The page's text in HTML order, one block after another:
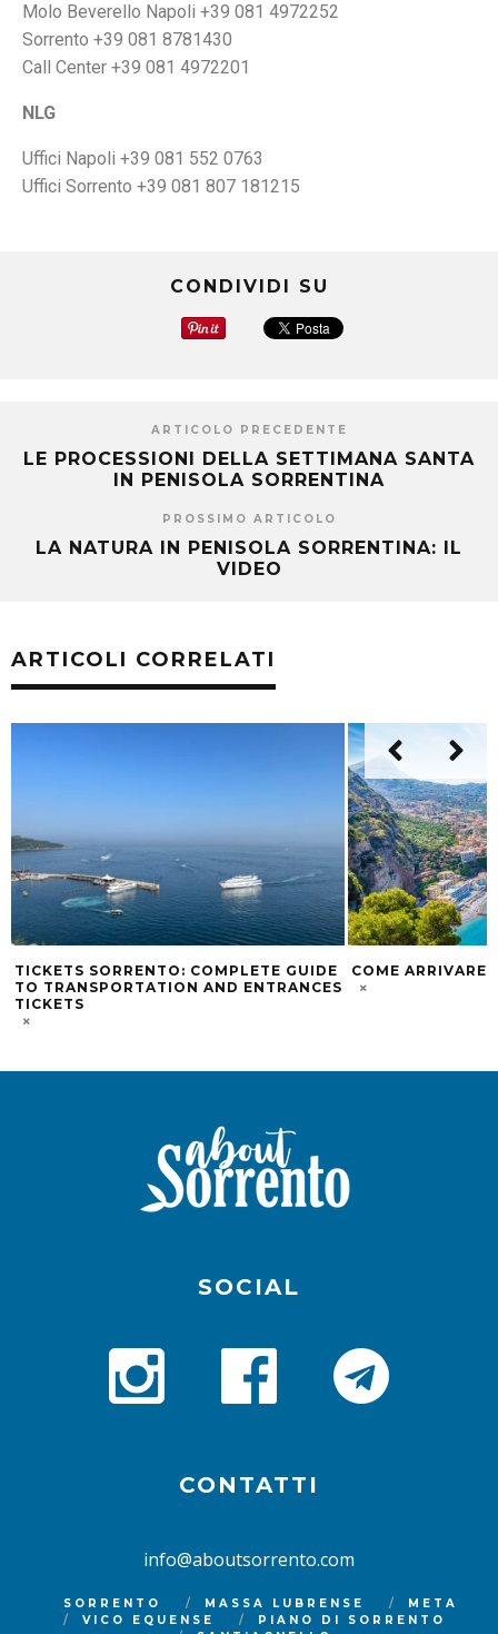
Molo Beverello Napoli +39 081 4972252
Sorrento +39 081 8781430
Call Center +39 081 4972201
NLG
Uffici Napoli +39 081 552 0763
Uffici Sorrento +39 081 807 181215
CONDIVIDI SU
ARTICOLO PRECEDENTE
LE PROCESSIONI DELLA SETTIMANA SANTA
IN PENISOLA SORRENTINA
PROSSIMO ARTICOLO
LA NATURA IN PENISOLA SORRENTINA: IL
VIDEO
ARTICOLI CORRELATI
GUIDE
COME ARRIVARE A SORRENTO DA ROMA MOTO E
SOCIAL
CONTATTI
info@aboutsorrento.com
SORRENTO MASSA LUBRENSE
META
VICO EQUENSE
PIANO DI SORRENTO